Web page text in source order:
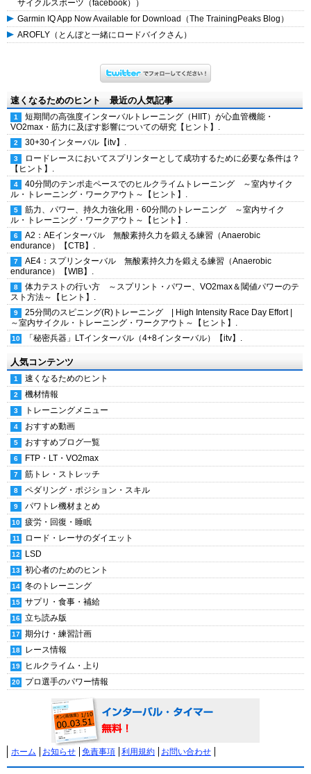
サイクルスポーツ（facebook））
Garmin IQ App Now Available for Download（The TrainingPeaks Blog）
AROFLY（とんぼと一緒にロードバイクさん）
速くなるためのヒント 最近の人気記事
短期間の高強度インターバルトレーニング（HIIT）が心血管機能・
VO2max・筋力に及ぼす影響についての研究【ヒント】.
30+30インターバル【itv】.
ロードレースにおいてスプリンターとして成功するために必要な条件は？
【ヒント】.
40分間のテンポ走ペースでのヒルクライムトレーニング ～室内サイク
ル・トレーニング・ワークアウト～【ヒント】.
筋力、パワー、持久力強化用・60分間のトレーニング ～室内サイク
ル・トレーニング・ワークアウト～【ヒント】.
A2：AEインターバル 無酸素持久力を鍛える練習（Anaerobic
endurance）【CTB】.
AE4：スプリンターバル 無酸素持久力を鍛える練習（Anaerobic
endurance）【WIB】.
体力テストの行い方 ～スプリント・パワー、VO2max＆閾値パワーのテ
スト方法～【ヒント】.
25分間のスピニング(R)トレーニング | High Intensity Race Day Effort |
～室内サイクル・トレーニング・ワークアウト～【ヒント】.
「秘密兵器」LTインターバル（4+8インターバル）【itv】.
人気コンテンツ
速くなるためのヒント
機材情報
トレーニングメニュー
おすすめ動画
おすすめブログ一覧
FTP・LT・VO2max
筋トレ・ストレッチ
ペダリング・ポジション・スキル
パワトレ機材まとめ
疲労・回復・睡眠
ロード・レーサのダイエット
LSD
初心者のためのヒント
冬のトレーニング
サプリ・食事・補給
立ち読み版
期分け・練習計画
レース情報
ヒルクライム・上り
プロ選手のパワー情報
ホーム お知らせ 免責事項 利用規約 お問い合わせ